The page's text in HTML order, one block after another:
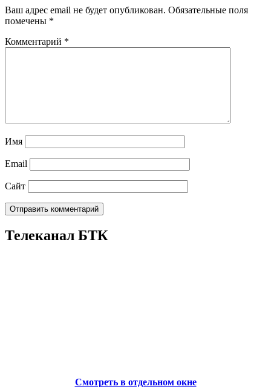
Ваш адрес email не будет опубликован. Обязательные поля
помечены *
Комментарий *
Имя
Email
Сайт
Телеканал БТК
Смотреть в отдельном окне